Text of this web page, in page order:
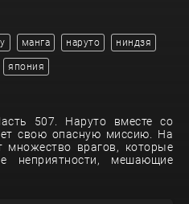
манга наруто ниндзя
япония
507. Наруто вместе со
свою опасную миссию. На
множество врагов, которые
неприятности, мешающие